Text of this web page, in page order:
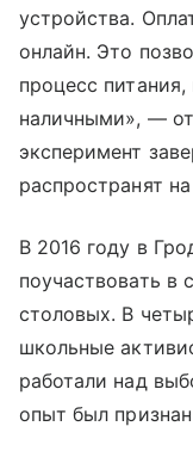
устройства.
онлайн. Это
процесс
наличными», —
эксперимент
распространят
В 2016 году в
поучаствовать
столовых. В
школьные
работали над
опыт был